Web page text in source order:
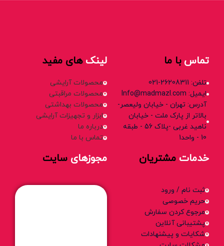
تماسبا ما
تلفن: 26208311-021
ایمیل: Info@madmazl.com
آدرس: تهران - خیابان ولیعصر-
بالاتر از پارک ملت - خیابان
ناهید غربی -پلاک 56 - طبقه
10 - واحد1
لینک های مفید
محصولات آرایشی
محصولات مراقبتی
محصولات بهداشتی
ابزار و تجهیزات آرایشی
درباره ما
تماس با ما
خدمات مشتریان
ثبت نام / ورود
حریم خصوصی
مرجوع کردن سفارش
پشتیبانی آنلاین
شکایات و پیشنهادات
مجوزهای سایت